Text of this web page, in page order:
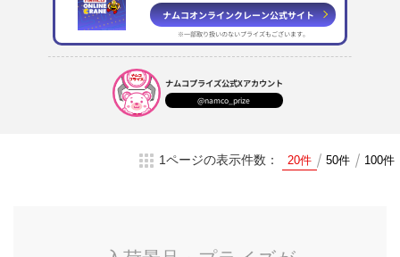
ナムコオンラインクレーン公式サイト
※一部取り扱いのないプライズもございます。
ナムコプライズ公式Xアカウント
@namco_prize
1ページの表示件数： 20件 50件 100件